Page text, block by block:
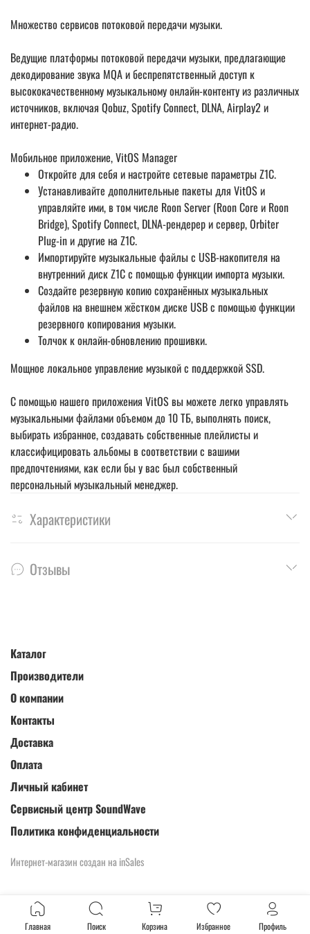
Множество сервисов потоковой передачи музыки.
Ведущие платформы потоковой передачи музыки, предлагающие
декодирование звука MQA и беспрепятственный доступ к
высококачественному музыкальному онлайн-контенту из различных
источников, включая Qobuz, Spotify Connect, DLNA, Airplay2 и
интернет-радио.
Мобильное приложение, VitOS Manager
Откройте для себя и настройте сетевые параметры Z1C.
Устанавливайте дополнительные пакеты для VitOS и
управляйте ими, в том числе Roon Server (Roon Core и Roon
Bridge), Spotify Connect, DLNA-рендерер и сервер, Orbiter
Plug-in и другие на Z1C.
Импортируйте музыкальные файлы с USB-накопителя на
внутренний диск Z1C с помощью функции импорта музыки.
Создайте резервную копию сохранённых музыкальных
файлов на внешнем жёстком диске USB с помощью функции
резервного копирования музыки.
Толчок к онлайн-обновлению прошивки.
Мощное локальное управление музыкой с поддержкой SSD.
С помощью нашего приложения VitOS вы можете легко управлять
музыкальными файлами объемом до 10 ТБ, выполнять поиск,
выбирать избранное, создавать собственные плейлисты и
классифицировать альбомы в соответствии с вашими
предпочтениями, как если бы у вас был собственный
персональный музыкальный менеджер.
Характеристики
Отзывы
Каталог
Производители
О компании
Контакты
Доставка
Оплата
Личный кабинет
Сервисный центр SoundWave
Политика конфиденциальности
Интернет-магазин создан на inSales
Главная Поиск Корзина Избранное Профиль